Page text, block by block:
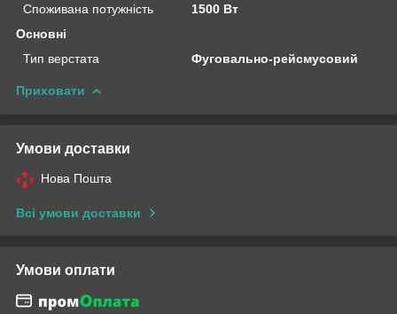
Споживана потужність
1500 Вт
Основні
Тип верстата
Фуговально-рейсмусовий
Приховати
Умови доставки
Нова Пошта
Всі умови доставки
Умови оплати